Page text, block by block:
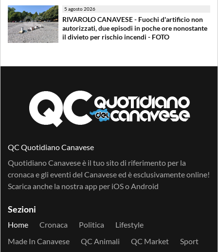
5 agosto 2026
RIVAROLO CANAVESE - Fuochi d'artificio non
autorizzati, due episodi in poche ore nonostante
il divieto per rischio incendi - FOTO
QC Quotidiano Canavese
Quotidiano Canavese è il tuo sito di riferimento per la
cronaca e gli eventi del Canavese ed è esclusivamente online!
Scarica anche la nostra app per iOSoAndroid
Sezioni
Home Cronaca Politica
Lifestyle
Made In Canavese
QC Animali QC Market
Sport